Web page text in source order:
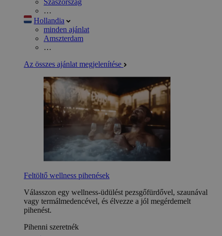
Szászország
…
Hollandia
minden ajánlat
Amszterdam
…
Az összes ajánlat megjelenítése
Feltöltő wellness pihenések
Válasszon egy wellness-üdülést pezsgőfürdővel, szaunával
vagy termálmedencével, és élvezze a jól megérdemelt
pihenést.
Pihenni szeretnék